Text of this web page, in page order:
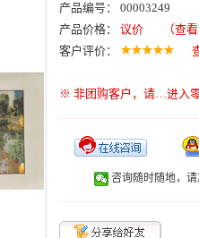
产品编号： 00003249
产品价格： 议价
（查
客户评价：
※ 非团购客户，请…进入
咨询随时随地，请